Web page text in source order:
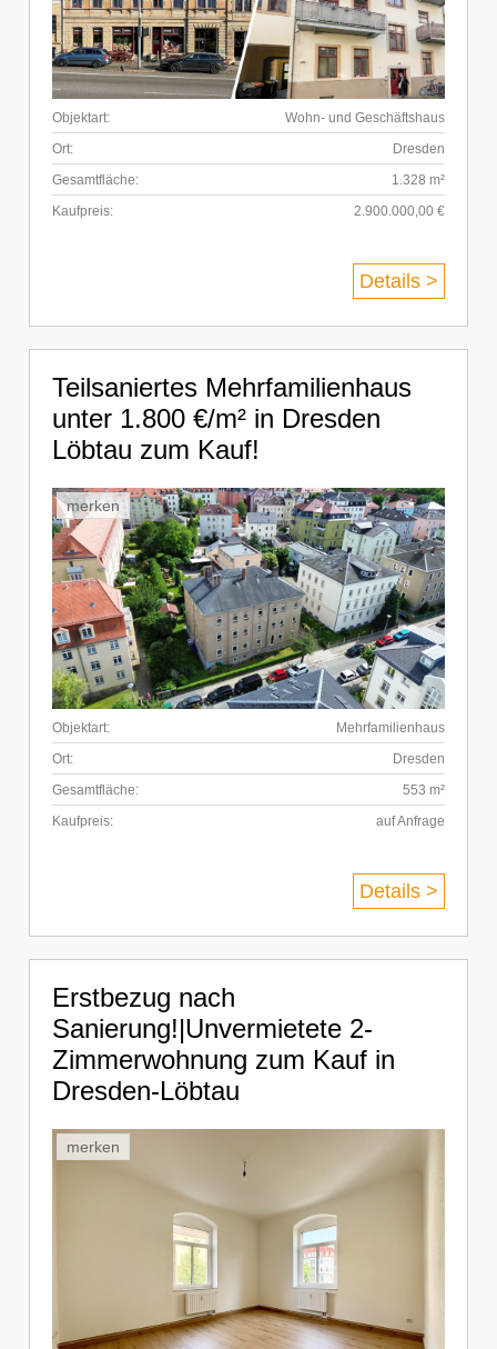
Objektart:
Wohn- und Geschäftshaus
Ort:
Dresden
Gesamtfläche:
1.328 m²
Kaufpreis:
2.900.000,00 €
Details >
Teilsaniertes Mehrfamilienhaus
unter 1.800 €/m² in Dresden
Löbtau zum Kauf!
merken
Objektart:
Mehrfamilienhaus
Ort:
Dresden
Gesamtfläche:
553 m²
Kaufpreis:
auf Anfrage
Details >
Erstbezug nach
Sanierung!|Unvermietete 2-
Zimmerwohnung zum Kauf in
Dresden-Löbtau
merken